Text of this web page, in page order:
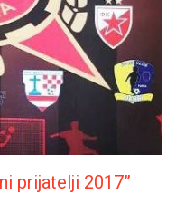
prijatelji 2017”